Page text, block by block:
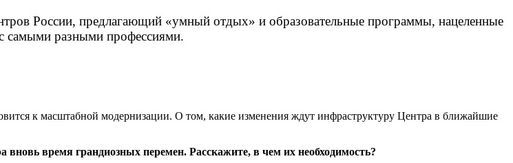
России, предлагающий «умный отдых» и образовательные программы, нацеленные
самыми разными профессиями.
к масштабной модернизации. О том, какие изменения ждут инфраструктуру Центра в ближайшие
время грандиозных перемен. Расскажите, в чем их необходимость?